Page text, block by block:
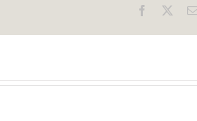
Facebook